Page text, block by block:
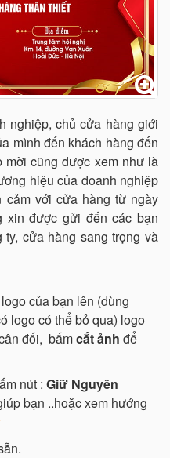
nghiệp, chủ cửa hàng giới
mình đến khách hàng đến
mời cũng được xem như là
hiệu của doanh nghiệp
cảm với cửa hàng từ ngày
xin được gửi đến các bạn
cửa hàng sang trọng và
của bạn lên (dùng
logo có thể bỏ qua) logo
đối, bấmcắt ảnh để
nút : Giữ Nguyên
bạn ..hoặc xem hướng